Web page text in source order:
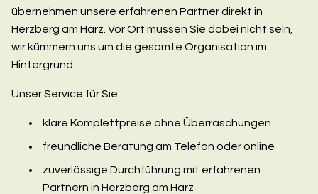
übernehmen unsere erfahrenen Partner direkt in
Herzberg am Harz. Vor Ort müssen Sie dabei nicht sein,
wir kümmern uns um die gesamte Organisation im
Hintergrund.
Unser Service für Sie:
klare Komplettpreise ohne Überraschungen
freundliche Beratung am Telefon oder online
zuverlässige Durchführung mit erfahrenen
Partnern in Herzberg am Harz